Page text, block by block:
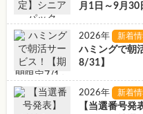
月1日～9月30
2026年 新着情
ハミングで朝
8/31】
2026年 新着情
【当選番号